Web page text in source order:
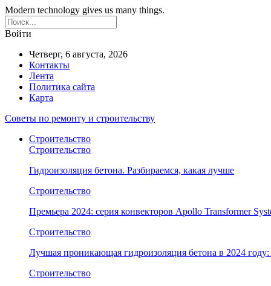
Modern technology gives us many things.
Войти
Четверг, 6 августа, 2026
Контакты
Лента
Политика сайта
Карта
Советы по ремонту и строительству
Строительство
Строительство
Гидроизоляция бетона. Разбираемся, какая лучше
Строительство
Премьера 2024: серия конвекторов Apollo Transformer
Строительство
Лучшая проникающая гидроизоляция бетона в 2024 году:
Строительство